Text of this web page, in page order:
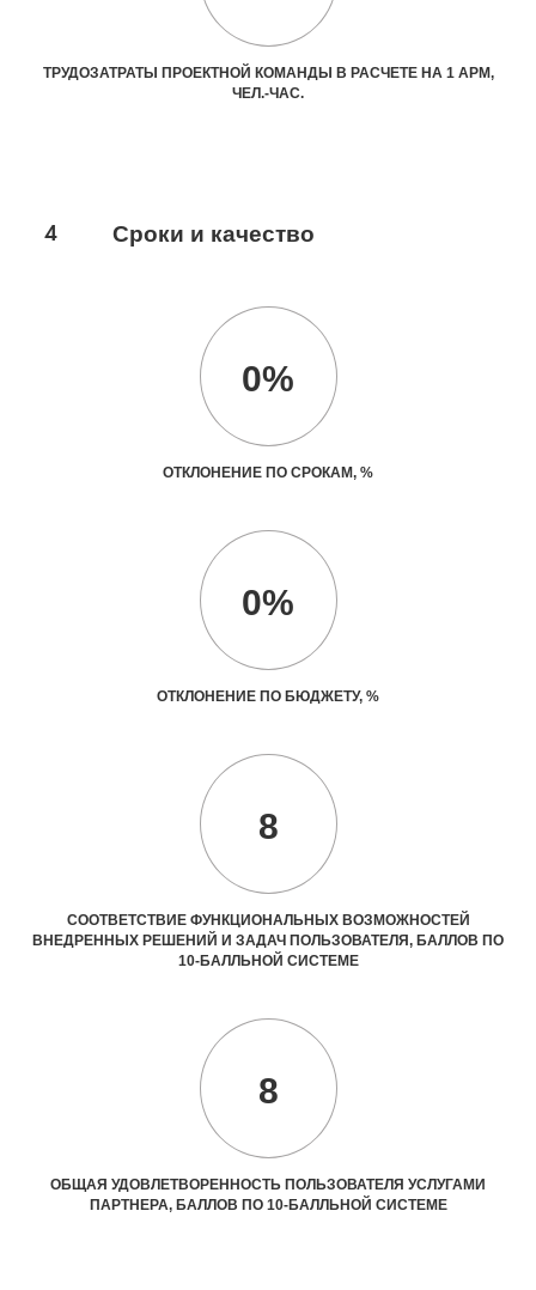
ТРУДОЗАТРАТЫ ПРОЕКТНОЙ КОМАНДЫ В РАСЧЕТЕ НА 1 АРМ,
ЧЕЛ.-ЧАС.
4 Сроки и качество
0%
ОТКЛОНЕНИЕ ПО СРОКАМ, %
0%
ОТКЛОНЕНИЕ ПО БЮДЖЕТУ, %
8
СООТВЕТСТВИЕ ФУНКЦИОНАЛЬНЫХ ВОЗМОЖНОСТЕЙ
ВНЕДРЕННЫХ РЕШЕНИЙ И ЗАДАЧ ПОЛЬЗОВАТЕЛЯ, БАЛЛОВ ПО
10-БАЛЛЬНОЙ СИСТЕМЕ
8
ОБЩАЯ УДОВЛЕТВОРЕННОСТЬ ПОЛЬЗОВАТЕЛЯ УСЛУГАМИ
ПАРТНЕРА, БАЛЛОВ ПО 10-БАЛЛЬНОЙ СИСТЕМЕ